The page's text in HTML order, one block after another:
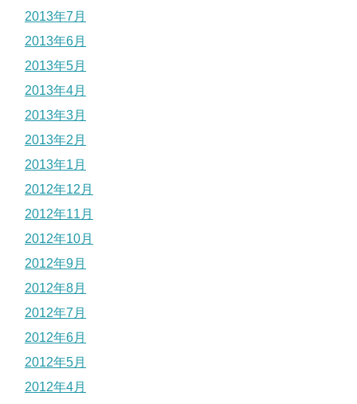
2013年7月
2013年6月
2013年5月
2013年4月
2013年3月
2013年2月
2013年1月
2012年12月
2012年11月
2012年10月
2012年9月
2012年8月
2012年7月
2012年6月
2012年5月
2012年4月